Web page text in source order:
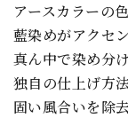
アースカラーの
藍染めがアクセン
真ん中で染め分
独自の仕上げ方
固い風合いを除